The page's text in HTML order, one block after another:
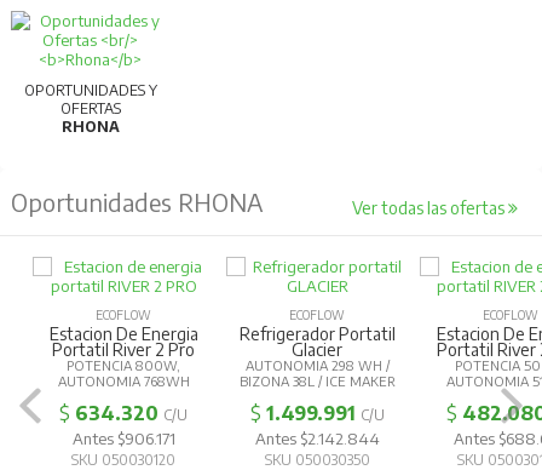
Para más información, consultar la ficha
técnica.
OPORTUNIDADES Y
OFERTAS
RHONA
Oportunidades RHONA Ver todas las ofertas
ECOFLOW
Estacion De Energia
Portatil River 2 Pro
POTENCIA 800W,
AUTONOMIA 768WH
$ 634.320 C/U
Antes $906.171
SKU 050030120
ECOFLOW
Refrigerador Portatil
Glacier
AUTONOMIA 298 WH /
BIZONA 38L / ICE MAKER
$ 1.499.991 C/U
Antes $2.142.844
SKU 050030350
ECOFLOW
Estacion De
Portatil River
POTENCIA
AUTONOMIA
$
Antes
SKU